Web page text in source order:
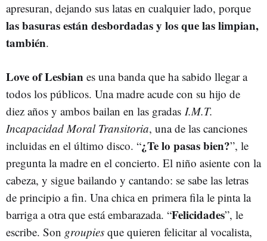
apresuran, dejando sus latas en cualquier lado, porque
las basuras están desbordadas y los que las limpian,
también.
Love of Lesbian es una banda que ha sabido llegar a
todos los públicos. Una madre acude con su hijo de
diez años y ambos bailan en las gradas I.M.T.
Incapacidad Moral Transitoria, una de las canciones
incluidas en el último disco. “¿Te lo pasas bien?”, le
pregunta la madre en el concierto. El niño asiente con la
cabeza, y sigue bailando y cantando: se sabe las letras
de principio a fin. Una chica en primera fila le pinta la
barriga a otra que está embarazada. “Felicidades”, le
escribe. Son groupies que quieren felicitar al vocalista,